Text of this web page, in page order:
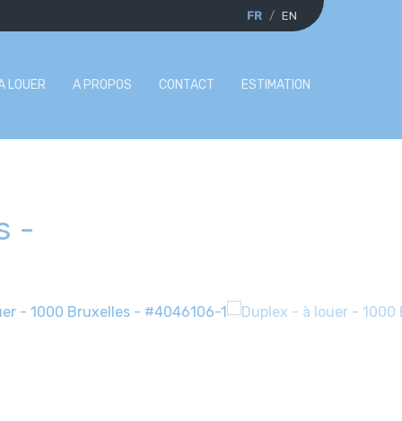
FR EN
LOUER A PROPOS CONTACT ESTIMATION
-